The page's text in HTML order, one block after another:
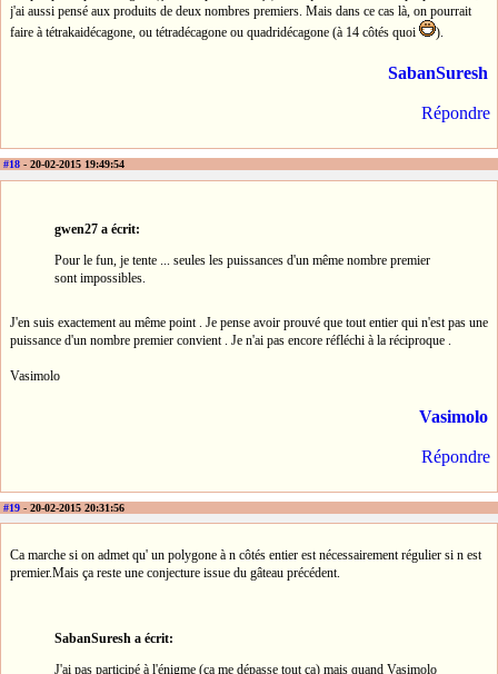
j'ai aussi pensé aux produits de deux nombres premiers. Mais dans ce cas là, on pourrait
faire à tétrakaidécagone, ou tétradécagone ou quadridécagone (à 14 côtés quoi
).
SabanSuresh
Répondre
#18 - 20-02-2015 19:49:54
gwen27 a écrit:
Pour le fun, je tente ... seules les puissances d'un même nombre premier
sont impossibles.
J'en suis exactement au même point . Je pense avoir prouvé que tout entier qui n'est pas une
puissance d'un nombre premier convient . Je n'ai pas encore réfléchi à la réciproque .
Vasimolo
Vasimolo
Répondre
#19 - 20-02-2015 20:31:56
Ca marche si on admet qu' un polygone à n côtés entier est nécessairement régulier si n est
premier.Mais ça reste une conjecture issue du gâteau précédent.
SabanSuresh a écrit:
J'ai pas participé à l'énigme (ça me dépasse tout ça) mais quand Vasimolo